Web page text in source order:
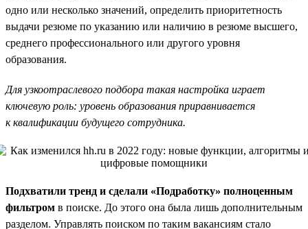
одно или несколько значений, определить приоритетность
выдачи резюме по указанию или наличию в резюме высшего,
среднего профессионального или другого уровня
образования.
Для узкоотраслевого подбора такая настройка играет
ключевую роль: уровень образования приравнивается
к квалификации будущего сотрудника.
Подхватили тренд и сделали «Подработку» полноценным
фильтром в поиске. До этого она была лишь дополнительным
разделом. Управлять поиском по таким вакансиям стало